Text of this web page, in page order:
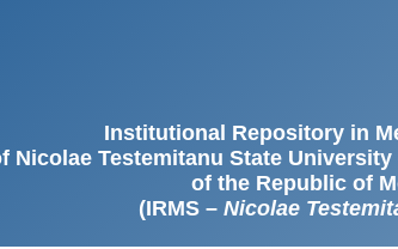
Institutional Repository in
Nicolae Testemitanu State
of the Republic of
(IRMS – Nicolae